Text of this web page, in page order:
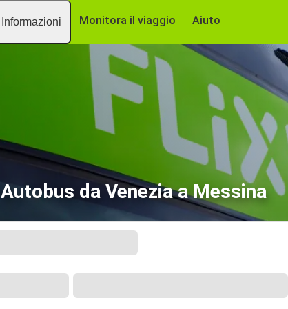
Informazioni Monitora il viaggio Aiuto
Autobus da Venezia a Messina